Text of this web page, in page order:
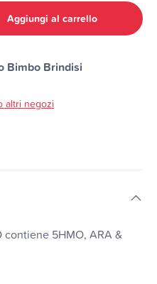
Aggiungi al carrello
Bimbo Brindisi
altri negozi
contiene 5HMO, ARA &